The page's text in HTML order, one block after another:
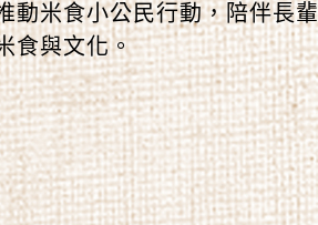
動米食小公民行動，陪伴長輩
食與文化。